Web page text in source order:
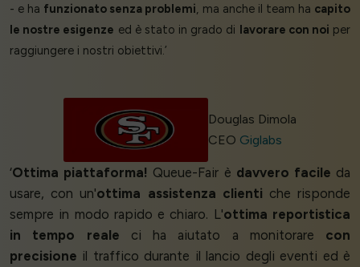
- e ha funzionato senza problemi, ma anche il team ha capito
le nostre esigenze ed è stato in grado di lavorare con noi per
raggiungere i nostri obiettivi.’
Douglas Dimola
CEO Giglabs
‘Ottima piattaforma! Queue-Fair è davvero facile da
usare, con un'ottima assistenza clienti che risponde
sempre in modo rapido e chiaro. L'ottima reportistica
in tempo reale ci ha aiutato a monitorare con
precisione il traffico durante il lancio degli eventi ed è